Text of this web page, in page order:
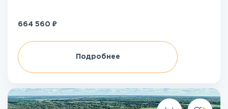
664 560 ₽
Подробнее